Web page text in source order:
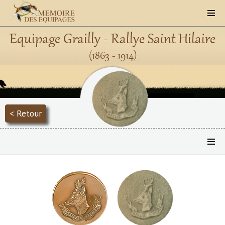
Equipage Grailly - Rallye Saint Hilaire
(1863 - 1914)
< Retour